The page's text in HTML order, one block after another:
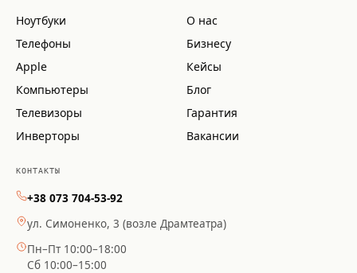
Ноутбуки
Телефоны
Apple
Компьютеры
Телевизоры
Инверторы
О нас
Бизнесу
Кейсы
Блог
Гарантия
Вакансии
КОНТАКТЫ
+38 073 704-53-92
ул. Симоненко, 3 (возле Драмтеатра)
Пн–Пт 10:00–18:00
Сб 10:00–15:00